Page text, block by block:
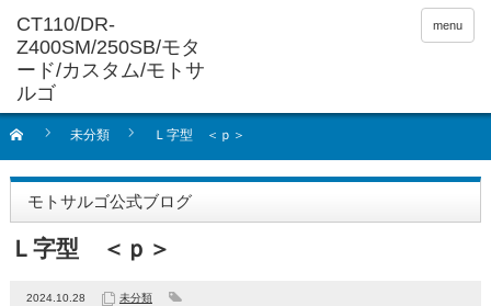
menu
未分類 Ｌ字型 ＜ｐ＞
モトサルゴ公式ブログ
Ｌ字型 ＜ｐ＞
2024.10.28 未分類